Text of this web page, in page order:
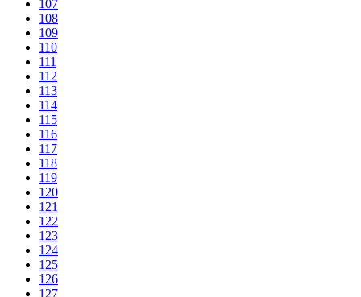
107
108
109
110
111
112
113
114
115
116
117
118
119
120
121
122
123
124
125
126
127